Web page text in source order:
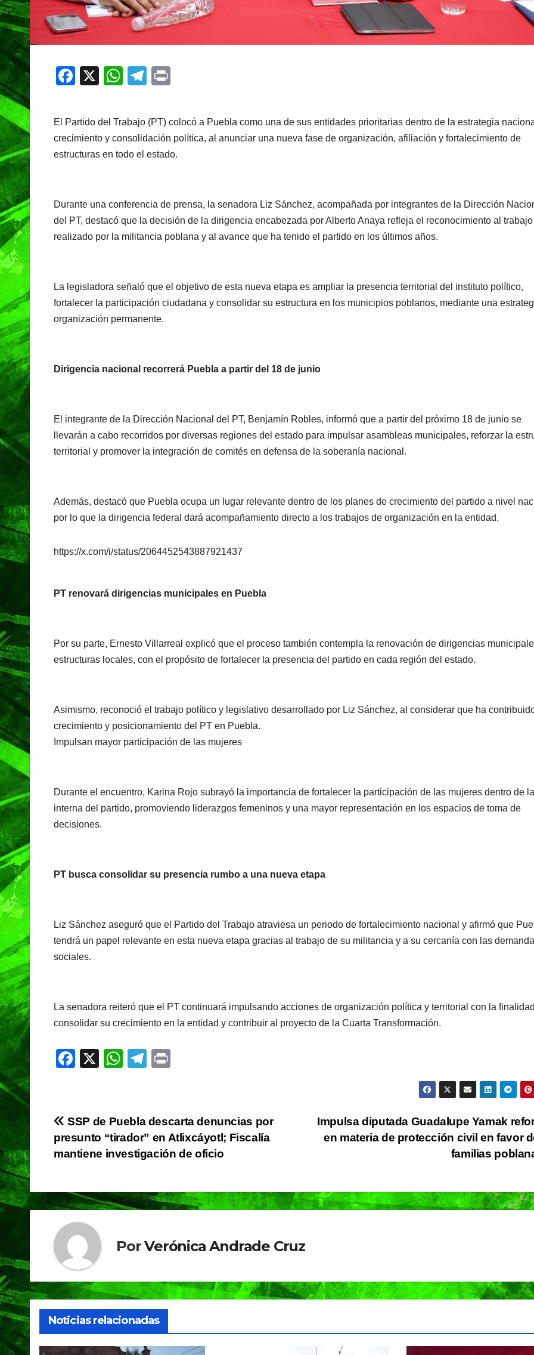
F
c
e
b
k
X
W
at
s
A
T
e
gr
a
t
El Partido del Trabajo (PT) colocó a Puebla como una de sus entidades prioritarias dentro de la estrategia
crecimiento y consolidación política, al anunciar una nueva fase de organización, afiliación y fortalecimiento de
estructuras en todo el estado.
Durante una conferencia de prensa, la senadora Liz Sánchez, acompañada por integrantes de la Dirección
del PT, destacó que la decisión de la dirigencia encabezada por Alberto Anaya refleja el reconocimiento al trabajo
realizado por la militancia poblana y al avance que ha tenido el partido en los últimos años.
La legisladora señaló que el objetivo de esta nueva etapa es ampliar la presencia territorial del instituto político,
fortalecer la participación ciudadana y consolidar su estructura en los municipios poblanos, mediante una
organización permanente.
Dirigencia nacional recorrerá Puebla a partir del 18 de junio
El integrante de la Dirección Nacional del PT, Benjamín Robles, informó que a partir del próximo 18 de junio se
llevarán a cabo recorridos por diversas regiones del estado para impulsar asambleas municipales, reforzar la
territorial y promover la integración de comités en defensa de la soberanía nacional.
Además, destacó que Puebla ocupa un lugar relevante dentro de los planes de crecimiento del partido a nivel
por lo que la dirigencia federal dará acompañamiento directo a los trabajos de organización en la entidad.
https://x.com/i/status/2064452543887921437
PT renovará dirigencias municipales en Puebla
Por su parte, Ernesto Villarreal explicó que el proceso también contempla la renovación de dirigencias
estructuras locales, con el propósito de fortalecer la presencia del partido en cada región del estado.
Asimismo, reconoció el trabajo político y legislativo desarrollado por Liz Sánchez, al considerar que ha
crecimiento y posicionamiento del PT en Puebla.
Impulsan mayor participación de las mujeres
Durante el encuentro, Karina Rojo subrayó la importancia de fortalecer la participación de las mujeres dentro de
interna del partido, promoviendo liderazgos femeninos y una mayor representación en los espacios de toma de
decisiones.
PT busca consolidar su presencia rumbo a una nueva etapa
Liz Sánchez aseguró que el Partido del Trabajo atraviesa un periodo de fortalecimiento nacional y afirmó que
tendrá un papel relevante en esta nueva etapa gracias al trabajo de su militancia y a su cercanía con las
sociales.
La senadora reiteró que el PT continuará impulsando acciones de organización política y territorial con la
consolidar su crecimiento en la entidad y contribuir al proyecto de la Cuarta Transformación.
F
e
b
o
k
X
W
s
A
p
T
gr
a
m
Navegación
de
Impulsa diputada Guadalupe Yamak
en materia de protección civil en favor
familias
SSP de Puebla descarta denuncias por
presunto “tirador” en Atlixcáyotl; Fiscalía
mantiene investigación de oficio
PorVerónica Andrade Cruz
Noticias relacionadas
tradicional
que conquista
de Ixtapa-
Zihuatanejo
ANDRADE CRUZ
Sheinbaum
para visitar
México; aún
de
DEPORTES
Concluye
Voleibol 2026
en Puebla
Capital
sigue
la
Pepe
REDACCIÓN
Sacerdote de